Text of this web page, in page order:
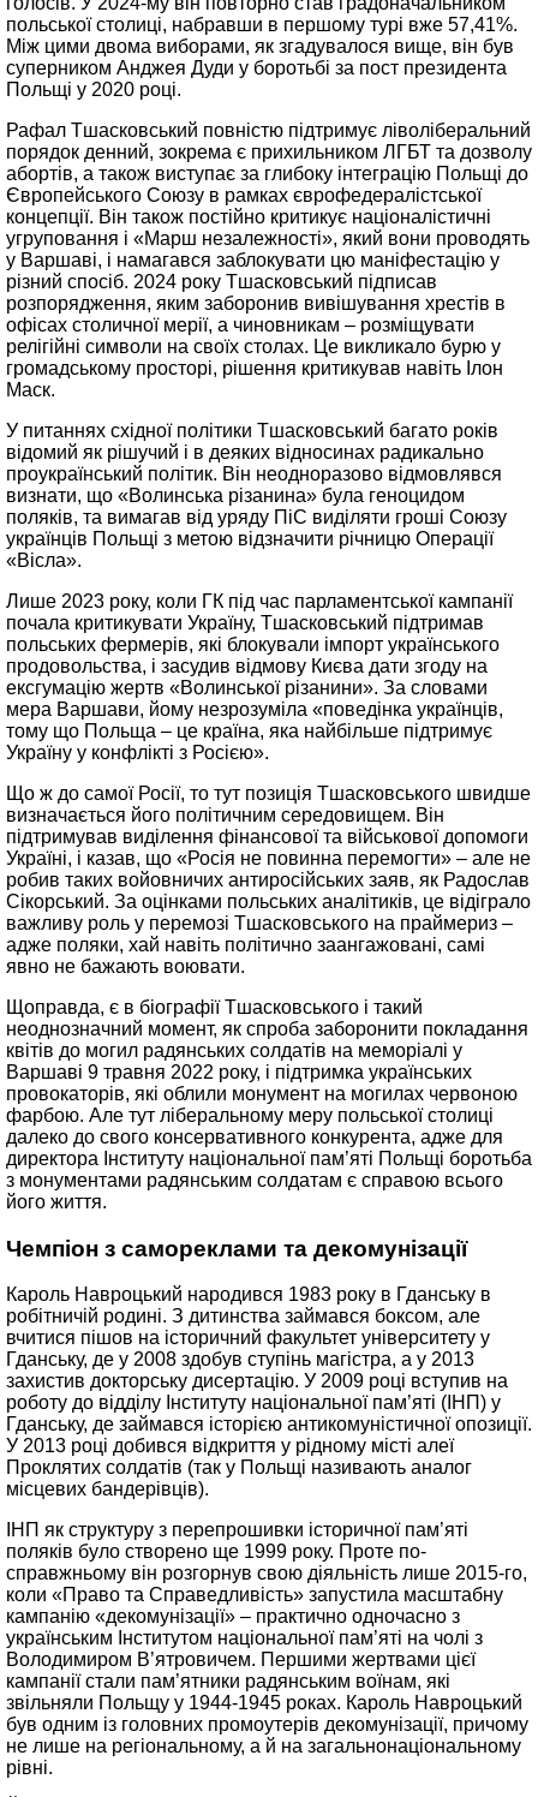
польської столиці, набравши в першому турі вже 57,41%.
Між цими двома виборами, як згадувалося вище, він був
суперником Анджея Дуди у боротьбі за пост президента
Польщі у 2020 році.
Рафал Тшасковський повністю підтримує ліволіберальний
порядок денний, зокрема є прихильником ЛГБТ та дозволу
абортів, а також виступає за глибоку інтеграцію Польщі до
Європейського Союзу в рамках єврофедералістської
концепції. Він також постійно критикує націоналістичні
угруповання і «Марш незалежності», який вони проводять
у Варшаві, і намагався заблокувати цю маніфестацію у
різний спосіб. 2024 року Тшасковський підписав
розпорядження, яким заборонив вивішування хрестів в
офісах столичної мерії, а чиновникам – розміщувати
релігійні символи на своїх столах. Це викликало бурю у
громадському просторі, рішення критикував навіть Ілон
Маск.
У питаннях східної політики Тшасковський багато років
відомий як рішучий і в деяких відносинах радикально
проукраїнський політик. Він неодноразово відмовлявся
визнати, що «Волинська різанина» була геноцидом
поляків, та вимагав від уряду ПіС виділяти гроші Союзу
українців Польщі з метою відзначити річницю Операції
«Вісла».
Лише 2023 року, коли ГК під час парламентської кампанії
почала критикувати Україну, Тшасковський підтримав
польських фермерів, які блокували імпорт українського
продовольства, і засудив відмову Києва дати згоду на
ексгумацію жертв «Волинської різанини». За словами
мера Варшави, йому незрозуміла «поведінка українців,
тому що Польща – це країна, яка найбільше підтримує
Україну у конфлікті з Росією».
Що ж до самої Росії, то тут позиція Тшасковського швидше
визначається його політичним середовищем. Він
підтримував виділення фінансової та військової допомоги
Україні, і казав, що «Росія не повинна перемогти» – але не
робив таких войовничих антиросійських заяв, як Радослав
Сікорський. За оцінками польських аналітиків, це відіграло
важливу роль у перемозі Тшасковського на праймериз –
адже поляки, хай навіть політично заангажовані, самі
явно не бажають воювати.
Щоправда, є в біографії Тшасковського і такий
неоднозначний момент, як спроба заборонити покладання
квітів до могил радянських солдатів на меморіалі у
Варшаві 9 травня 2022 року, і підтримка українських
провокаторів, які облили монумент на могилах червоною
фарбою. Але тут ліберальному меру польської столиці
далеко до свого консервативного конкурента, адже для
директора Інституту національної пам’яті Польщі боротьба
з монументами радянським солдатам є справою всього
його життя.
Чемпіон з самореклами та декомунізації
Кароль Навроцький народився 1983 року в Гданську в
робітничій родині. З дитинства займався боксом, але
вчитися пішов на історичний факультет університету у
Гданську, де у 2008 здобув ступінь магістра, а у 2013
захистив докторську дисертацію. У 2009 році вступив на
роботу до відділу Інституту національної пам’яті (ІНП) у
Гданську, де займався історією антикомуністичної опозиції.
У 2013 році добився відкриття у рідному місті алеї
Проклятих солдатів (так у Польщі називають аналог
місцевих бандерівців).
ІНП як структуру з перепрошивки історичної пам’яті
поляків було створено ще 1999 року. Проте по-
справжньому він розгорнув свою діяльність лише 2015-го,
коли «Право та Справедливість» запустила масштабну
кампанію «декомунізації» – практично одночасно з
українським Інститутом національної пам’яті на чолі з
Володимиром В’ятровичем. Першими жертвами цієї
кампанії стали пам’ятники радянським воїнам, які
звільняли Польщу у 1944-1945 роках. Кароль Навроцький
був одним із головних промоутерів декомунізації, причому
не лише на регіональному, а й на загальнонаціональному
рівні.